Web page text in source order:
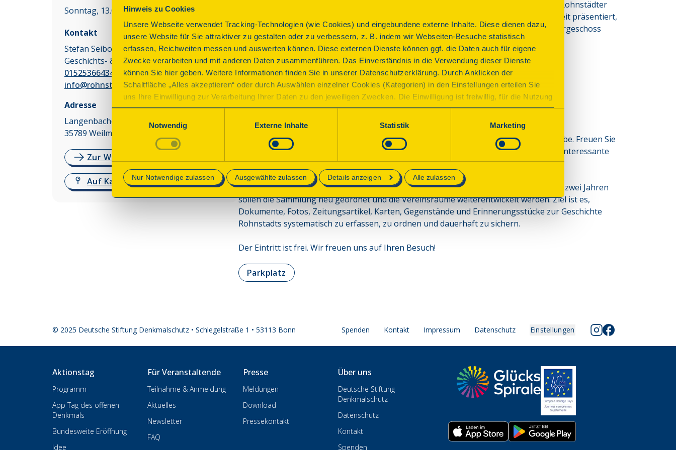
Hinweis zu Cookies
Unsere Webseite verwendet Tracking-Technologien (wie Cookies) und eingebundene externe Inhalte. Diese dienen dazu,
unsere Website für Sie attraktiver zu gestalten oder zu verbessern, z. B. indem wir Webseiten-Besuche statistisch
erfassen, Reichweiten messen und auswerten können. Diese externen Dienste können ggf. die Daten auch für eigene
Zwecke verarbeiten und mit anderen Daten zusammenführen. Das Einverständnis in die Verwendung dieser Dienste
können Sie hier geben. Weitere Informationen finden Sie in unserer Datenschutzerklärung. Durch Anklicken der
Schaltfläche „Alles akzeptieren“ oder durch Auswählen einzelner Cookies (Kategorien) in den Einstellungen erteilen Sie
uns Ihre Einwilligung zur Verarbeitung Ihrer Daten zu den jeweiligen Zwecken. Die Einwilligung ist freiwillig, für die Nutzung
des Onlineangebots nicht erforderlich und kann jederzeit aktualisiert oder widerrufen werden. Wenn Sie das Consent Tool
mit „Speichern“ bestätigen, werden nur essenzielle Cookies auf der Webseite gesetzt, die technisch notwendig und für den
Notwendig
Externe Inhalte Statistik Marketing
Nur Notwendige zulassen Ausgewählte zulassen Details anzeigen Alle zulassen
Sonntag, 13.09.2026 14:00 - 17:00 Uhr
Kontakt
Stefan Seibold
Geschichts- & Heimatverein Rohnstadt e.V.
015253664344
info@rohnstadt.de
Adresse
Langenbacher Str. 4
35789 Weilmünster
Zur Website
Auf Karte anzeigen
Vertriebenenwohnung. Danach war es Jugendraum und seit 1986 beherbergt es die „Rohnstädter
Heimatstube“, das Dorfmuseum. Hier werden Objekte aus der Keltenzeit bis zur Neuzeit präsentiert,
besonders, Dorfleben, Landwirtschaft, Bergbau und Archiv der „Weiltalbahn“. Im Untergeschoss
befindet sich die Backstube mit dem Backofen.
Programm
Besuchen Sie uns am Tag des offenen Denkmals und entdecken Sie unsere Heimatstube. Freuen Sie
sich auf unsere Dauerausstellung, den geöffneten historischen Backraum sowie eine interessante
Sonderausstellung.
Außerdem informieren wir über die zukünftige Arbeit des Vereins. In den kommenden zwei Jahren
sollen die Sammlung neu geordnet und die Vereinsräume weiterentwickelt werden. Ziel ist es,
Dokumente, Fotos, Zeitungsartikel, Karten, Gegenstände und Erinnerungsstücke zur Geschichte
Rohnstadts systematisch zu erfassen, zu ordnen und dauerhaft zu sichern.
Der Eintritt ist frei. Wir freuen uns auf Ihren Besuch!
Parkplatz
© 2025 Deutsche Stiftung Denkmalschutz • Schlegelstraße 1 • 53113 Bonn Spenden Kontakt Impressum Datenschutz Einstellungen
Aktionstag
Programm
App Tag des offenen
Denkmals
Bundesweite Eröffnung
Idee
Für Veranstaltende
Teilnahme & Anmeldung
Aktuelles
Newsletter
FAQ
Presse
Meldungen
Download
Pressekontakt
Über uns
Deutsche Stiftung
Denkmalschutz
Datenschutz
Kontakt
Spenden